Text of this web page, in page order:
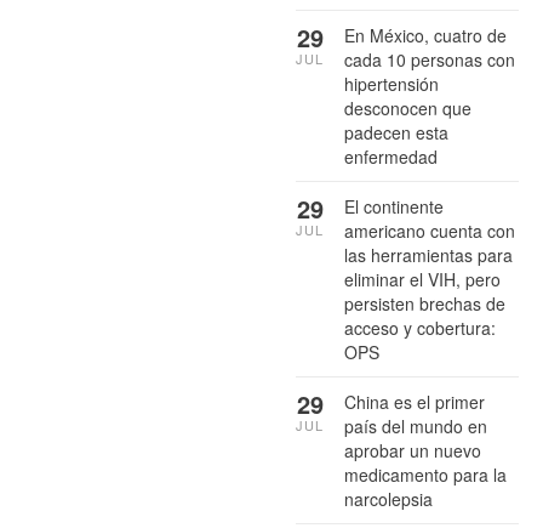
En México, cuatro de
cada 10 personas con
hipertensión
desconocen que
padecen esta
enfermedad
29
JUL
El continente
americano cuenta con
las herramientas para
eliminar el VIH, pero
persisten brechas de
acceso y cobertura:
OPS
29
JUL
China es el primer
país del mundo en
aprobar un nuevo
medicamento para la
narcolepsia
29
JUL